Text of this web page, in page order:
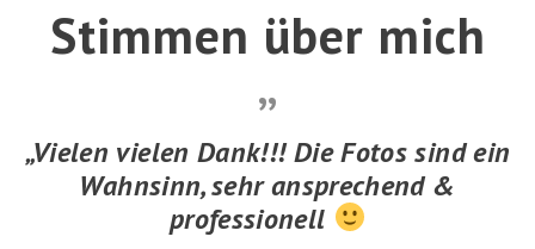
Stimmen über mich
„Vielen vielen Dank!!! Die Fotos sind ein
Wahnsinn, sehr ansprechend &
professionell